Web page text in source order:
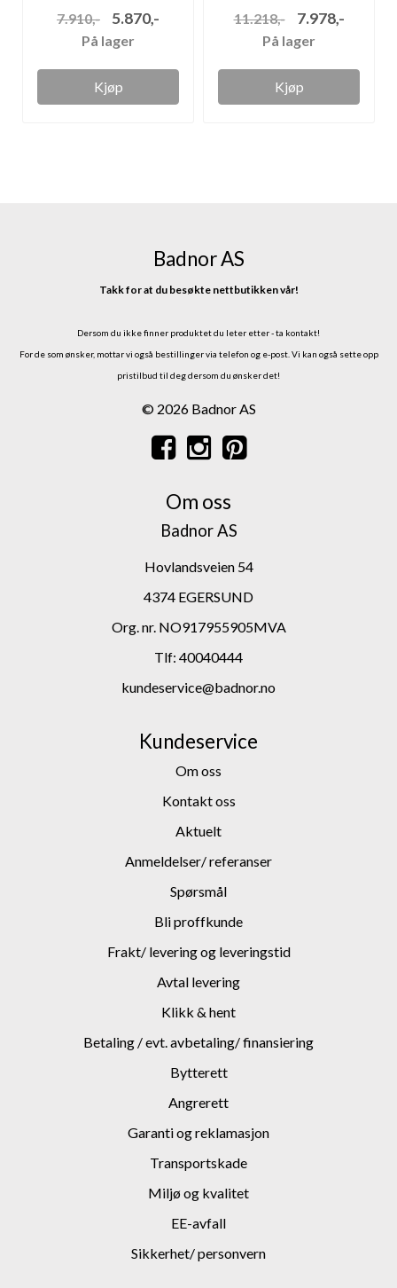
7.910,- 5.870,-
På lager
Kjøp
11.218,- 7.978,-
På lager
Kjøp
Badnor AS
Takk for at du besøkte nettbutikken vår!
Dersom du ikke finner produktet du leter etter - ta kontakt!
For de som ønsker, mottar vi også bestillinger via telefon og e-post. Vi kan også sette opp
pristilbud til deg dersom du ønsker det!
© 2026 Badnor AS
Om oss
Badnor AS
Hovlandsveien 54
4374 EGERSUND
Org. nr. NO917955905MVA
Tlf: 40040444
kundeservice@badnor.no
Kundeservice
Om oss
Kontakt oss
Aktuelt
Anmeldelser/ referanser
Spørsmål
Bli proffkunde
Frakt/ levering og leveringstid
Avtal levering
Klikk & hent
Betaling / evt. avbetaling/ finansiering
Bytterett
Angrerett
Garanti og reklamasjon
Transportskade
Miljø og kvalitet
EE-avfall
Sikkerhet/ personvern